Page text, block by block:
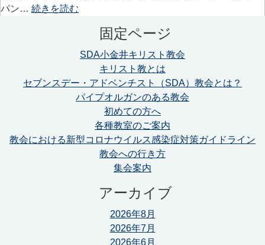
パン… 続きを読む
固定ページ
SDA小金井キリスト教会
キリスト教とは
セブンスデー・アドベンチスト（SDA）教会とは？
パイプオルガンのある教会
初めての方へ
各種教室のご案内
教会における新型コロナウイルス感染症対策ガイドライン
教会への行き方
集会案内
アーカイブ
2026年8月
2026年7月
2026年6月